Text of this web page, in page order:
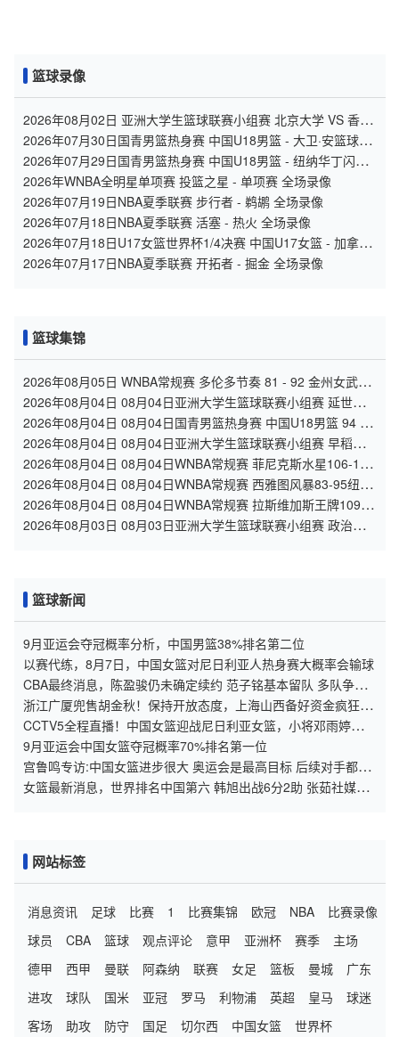
篮球录像
2026年08月02日 亚洲大学生篮球联赛小组赛 北京大学 VS 香港
中文大学 全场录像
2026年07月30日国青男篮热身赛 中国U18男篮 - 大卫·安篮球学
院 全场录像
2026年07月29日国青男篮热身赛 中国U18男篮 - 纽纳华丁闪电
队 全场录像
2026年WNBA全明星单项赛 投篮之星 - 单项赛 全场录像
2026年07月19日NBA夏季联赛 步行者 - 鹈鹕 全场录像
2026年07月18日NBA夏季联赛 活塞 - 热火 全场录像
2026年07月18日U17女篮世界杯1/4决赛 中国U17女篮 - 加拿大
U17女篮 录像
2026年07月17日NBA夏季联赛 开拓者 - 掘金 全场录像
篮球集锦
2026年08月05日 WNBA常规赛 多伦多节奏 81 - 92 金州女武神
全场集锦
2026年08月04日 08月04日亚洲大学生篮球联赛小组赛 延世大
学 82 - 83 北京大学 集锦
2026年08月04日 08月04日国青男篮热身赛 中国U18男篮 94 -
85 加拿大大卫·安篮球学院 集锦
2026年08月04日 08月04日亚洲大学生篮球联赛小组赛 早稻田
大学 71 - 86 清华大学 集锦
2026年08月04日 08月04日WNBA常规赛 菲尼克斯水星106-101
芝加哥天空 全场集锦
2026年08月04日 08月04日WNBA常规赛 西雅图风暴83-95纽约
自由人 全场集锦
2026年08月04日 08月04日WNBA常规赛 拉斯维加斯王牌109-
87亚特兰大梦想 全场集锦
2026年08月03日 08月03日亚洲大学生篮球联赛小组赛 政治大
篮球新闻
9月亚运会夺冠概率分析，中国男篮38%排名第二位
以赛代练，8月7日，中国女篮对尼日利亚人热身赛大概率会输球
CBA最终消息，陈盈骏仍未确定续约 范子铭基本留队 多队争抢
胡金秋
浙江广厦兜售胡金秋！保持开放态度，上海山西备好资金疯狂抢
人
CCTV5全程直播！中国女篮迎战尼日利亚女篮，小将邓雨婷的赛
场表现格外令人期待
9月亚运会中国女篮夺冠概率70%排名第一位
宫鲁鸣专访:中国女篮进步很大 奥运会是最高目标 后续对手都是
强队
女篮最新消息，世界排名中国第六 韩旭出战6分2助 张茹社媒晒
网站标签
消息资讯 足球 比赛 1 比赛集锦 欧冠 NBA
比赛录像
球员
CBA 篮球 观点评论 意甲 亚洲杯 赛季
主场
德甲
西甲 曼联 阿森纳 联赛 女足 篮板 曼城
广东
进攻
球队 国米 亚冠 罗马 利物浦 英超 皇马
球迷
客场
助攻 防守 国足 切尔西 中国女篮 世界杯